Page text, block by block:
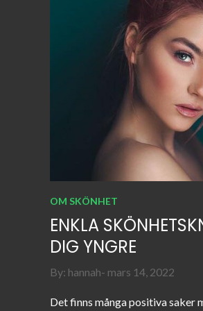
OM SKÖNHET
ENKLA
DIG YNGRE
By: hannah Posted
mars 14, 2022
Det finns många positiva saker